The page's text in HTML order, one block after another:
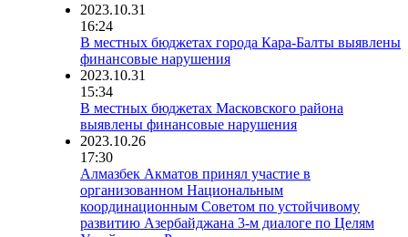
2023.10.31
16:24
В местных бюджетах города Кара-Балты выявлены
финансовые нарушения
2023.10.31
15:34
В местных бюджетах Масковского района
выявлены финансовые нарушения
2023.10.26
17:30
Алмазбек Акматов принял участие в
организованном Национальным
координационным Советом по устойчивому
развитию Азербайджана 3-м диалоге по Целям